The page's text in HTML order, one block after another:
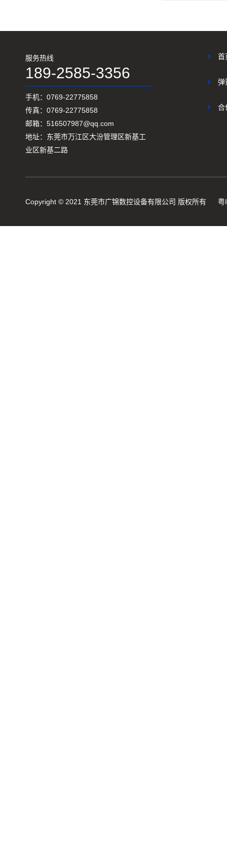
服务热线
189-2585-3356
手机：0769-22775858
传真：0769-22775858
邮箱：516507987@qq.com
地址：东莞市万江区大汾管理区新基工
业区新基二路
首
弹
合
Copyright © 2021 东莞市广锦数控设备有限公司 版权所有 粤